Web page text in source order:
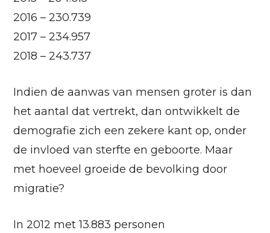
2016 – 230.739
2017 – 234.957
2018 – 243.737
Indien de aanwas van mensen groter is dan
het aantal dat vertrekt, dan ontwikkelt de
demografie zich een zekere kant op, onder
de invloed van sterfte en geboorte. Maar
met hoeveel groeide de bevolking door
migratie?
In 2012 met 13.883 personen